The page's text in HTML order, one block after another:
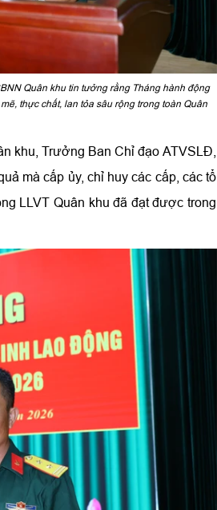
Quân khu tin tưởng rằng Tháng hành động
thực chất, lan tỏa sâu rộng trong toàn Quân
khu, Trưởng Ban Chỉ đạo ATVSLĐ,
mà cấp ủy, chỉ huy các cấp, các tổ
LLVT Quân khu đã đạt được trong